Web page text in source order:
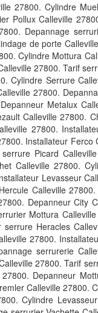
27800. Cylindre
Pollux Calleville
Depannage
de porte
Cylindre Mottura
27800. Tarif
Cylindre Serrure
27800.
Metalux
Calleville 27800.
27800.
Installateur Ferco
Picard
Calleville 27800.
Levasseur
Calleville
Depanneur City
Mottura
Heracles
27800.
serrurerie
27800. Tarif
Depanneur
Calleville 27800.
Cylindre